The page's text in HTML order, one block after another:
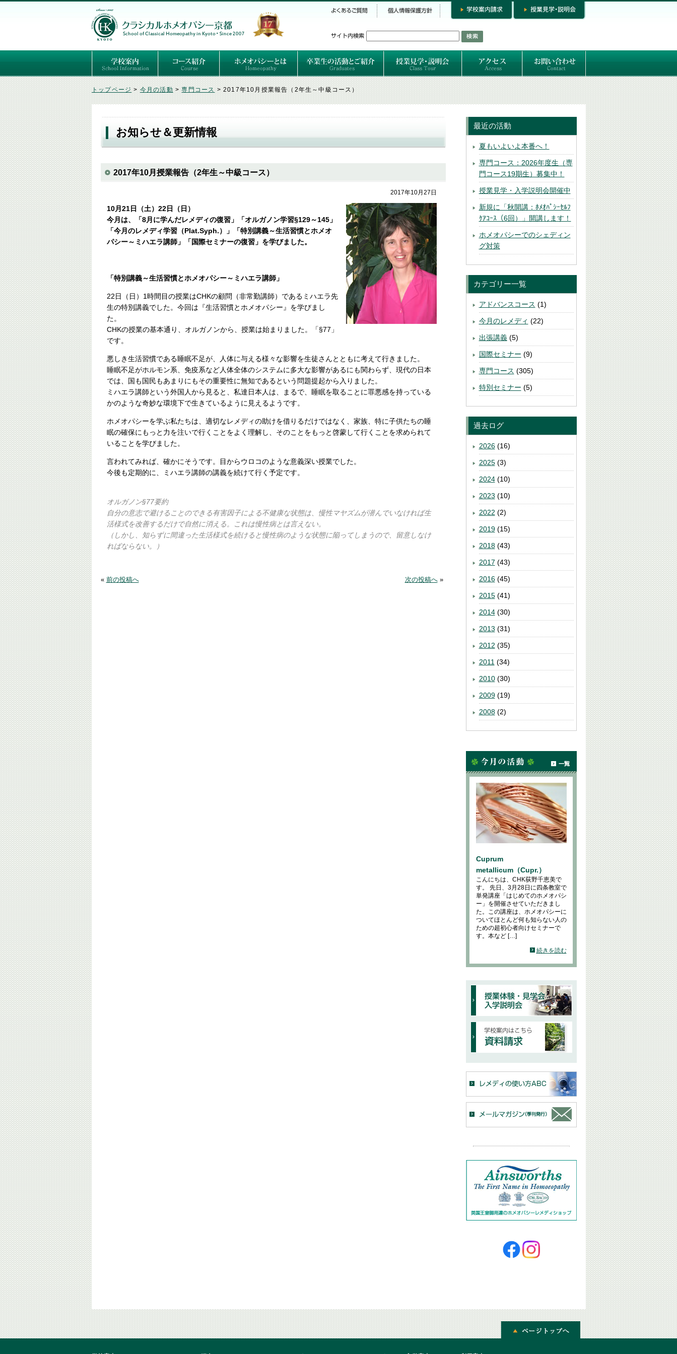
ごあいさつ
３つの基本理念
講師紹介
国際セミナー
ある日の学校生活（写真）
推薦者の声
よくあるご質問
予定表 はじめてのホメオパシー
セルフケアコース
専門コース（4年制）
専門コース（通信）
専門コース編入制度 ホメオパシーとは
クラシカルホメオパシーとは
オルガノンとは
ハーネマンの人生
ハーネマン以後のホメオパス
レメディの使い方ABC 卒業生のご紹介
卒業生の活動 お問い合わせ
専門コースお問い合わせ
専門コース入学お申し込み
個人セッション
トップページ>今月の活動>専門コース>2017年10月授業報告（2年生～中級コース）
お知らせ＆更新情報
2017年10月授業報告（2年生～中級コース）
2017年10月27日
10月21日（土）22日（日）
今月は、「8月に学んだレメディの復習」「オルガノン学習§129～145」
「今月のレメディ学習（Plat.Syph.）」「特別講義～生活習慣とホメオ
パシー～ミハエラ講師」「国際セミナーの復習」を学びました。
「特別講義～生活習慣とホメオパシー～ミハエラ講師」
22日（日）1時間目の授業はCHKの顧問（非常勤講師）であるミハエラ先
生の特別講義でした。今回は『生活習慣とホメオパシー』を学びまし
た。
CHKの授業の基本通り、オルガノンから、授業は始まりました。「§77」
です。
悪しき生活習慣である睡眠不足が、人体に与える様々な影響を生徒さんとともに考えて行きました。
睡眠不足がホルモン系、免疫系など人体全体のシステムに多大な影響があるにも関わらず、現代の日本
では、国も国民もあまりにもその重要性に無知であるという問題提起から入りました。
ミハエラ講師という外国人から見ると、私達日本人は、まるで、睡眠を取ることに罪悪感を持っている
かのような奇妙な環境下で生きているように見えるようです。
ホメオパシーを学ぶ私たちは、適切なレメディの助けを借りるだけではなく、家族、特に子供たちの睡
眠の確保にもっと力を注いで行くことをよく理解し、そのことをもっと啓蒙して行くことを求められて
いることを学びました。
言われてみれば、確かにそうです。目からウロコのような意義深い授業でした。
今後も定期的に、ミハエラ講師の講義を続けて行く予定です。
オルガノン§77要約
自分の意志で避けることのできる有害因子による不健康な状態は、慢性マヤズムが潜んでいなければ生
活様式を改善するだけで自然に消える。これは慢性病とは言えない。
（しかし、知らずに間違った生活様式を続けると慢性病のような状態に陥ってしまうので、留意しなけ
ればならない。）
« 前の投稿へ 次の投稿へ»
最近の活動
夏もいよいよ本番へ！
専門コース：2026年度生（専
門コース19期生）募集中！
授業見学・入学説明会開催中
新規に「秋開講：ﾎﾒｵﾊﾟｼｰｾﾙﾌ
ｹｱｺｰｽ（6回）」開講します！
ホメオパシーでのシェディン
グ対策
カテゴリー一覧
アドバンスコース (1)
今月のレメディ (22)
出張講義(5)
国際セミナー (9)
専門コース (305)
特別セミナー (5)
過去ログ
2026(16)
2025(3)
2024(10)
2023 (10)
2022 (2)
2019(15)
2018(43)
2017 (43)
2016(45)
2015(41)
2014(30)
2013 (31)
2012 (35)
2011 (34)
2010(30)
2009(19)
2008(2)
Cuprum
metallicum（Cupr.）
こんにちは、CHK荻野千恵美で
す。 先日、3月28日に四条教室で
単発講座「はじめてのホメオパシ
ー」を開催させていただきまし
た。この講座は、ホメオパシーに
ついてほとんど何も知らない人の
ための超初心者向けセミナーで
す。本など […]
続きを読む